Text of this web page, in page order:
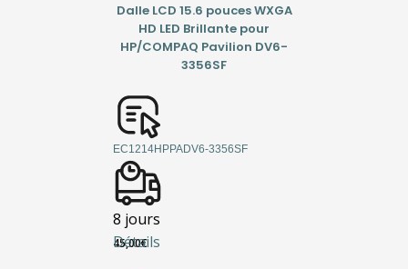
Détails
Dalle LCD 15.6 pouces WXGA
HD LED Brillante pour
HP/COMPAQ Pavilion DV6-
3356SF
EC1214HPPADV6-3356SF
8 jours
45,00€